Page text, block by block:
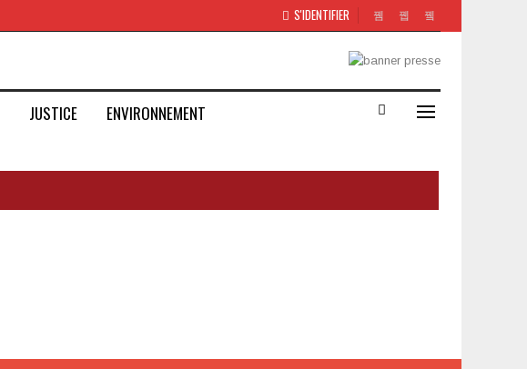
S'IDENTIFIER
JUSTICE ENVIRONNEMENT